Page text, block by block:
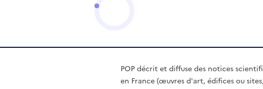
POP décrit et diffuse des notices
en France (œuvres d'art, édifices ou